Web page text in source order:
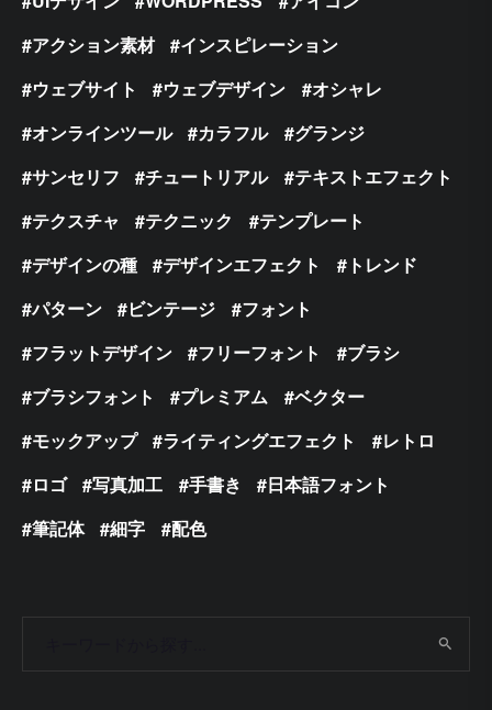
アクション素材
インスピレーション
ウェブサイト
ウェブデザイン
オシャレ
オンラインツール
カラフル
グランジ
サンセリフ
チュートリアル
テキストエフェクト
テクスチャ
テクニック
テンプレート
デザインの種
デザインエフェクト
トレンド
パターン
ビンテージ
フォント
フラットデザイン
フリーフォント
ブラシ
ブラシフォント
プレミアム
ベクター
モックアップ
ライティングエフェクト
レトロ
ロゴ
写真加工 手書き
日本語フォント
筆記体
細字 配色